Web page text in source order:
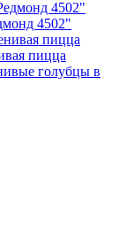
4502"
пицца
голубцы в